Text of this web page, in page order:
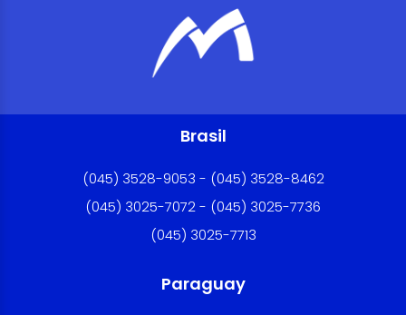
Brasil
(045) 3528-9053 - (045) 3528-8462
(045) 3025-7072 - (045) 3025-7736
(045) 3025-7713
Paraguay